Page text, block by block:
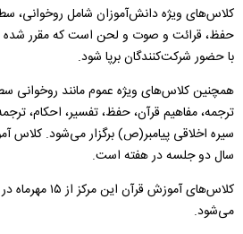
حفظ، قرائت و صوت و لحن است که مقرر شده
با حضور شرکت‌کنندگان برپا شود.
ترجمه، مفاهیم قرآن، حفظ، تفسیر، احکام،
سال دو جلسه در هفته است.
کلاس‌های آموزش
می‌شود.